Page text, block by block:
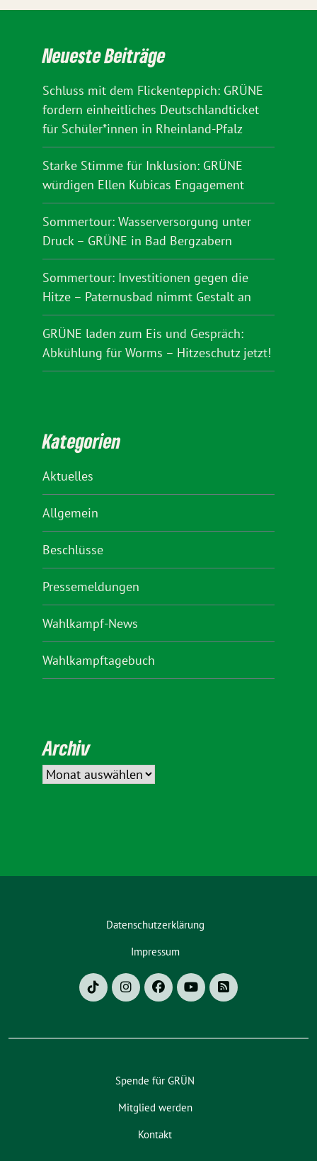
Neueste Beiträge
Schluss mit dem Flickenteppich: GRÜNE
fordern einheitliches Deutschlandticket
für Schüler*innen in Rheinland-Pfalz
Starke Stimme für Inklusion: GRÜNE
würdigen Ellen Kubicas Engagement
Sommertour: Wasserversorgung unter
Druck – GRÜNE in Bad Bergzabern
Sommertour: Investitionen gegen die
Hitze – Paternusbad nimmt Gestalt an
GRÜNE laden zum Eis und Gespräch:
Abkühlung für Worms – Hitzeschutz jetzt!
Kategorien
Aktuelles
Allgemein
Beschlüsse
Pressemeldungen
Wahlkampf-News
Wahlkampftagebuch
Archiv
Datenschutzerklärung
Impressum
Spende für GRÜN
Mitglied werden
Kontakt